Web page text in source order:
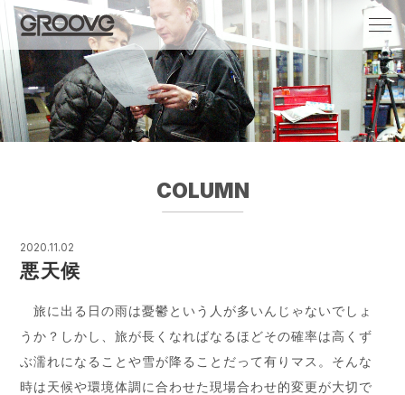
Groove 自転車 カフェ 輸入車・国産車のチ
ューニング/販売
COLUMN
2020.11.02
悪天候
旅に出る日の雨は憂鬱という人が多いんじゃないでしょ
うか？しかし、旅が長くなればなるほどその確率は高くず
ぶ濡れになることや雪が降ることだって有りマス。そんな
時は天候や環境体調に合わせた現場合わせ的変更が大切で